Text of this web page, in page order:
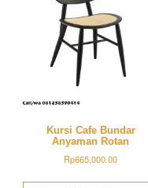
Kursi Cafe Bundar
Anyaman Rotan
Rp665,000.00